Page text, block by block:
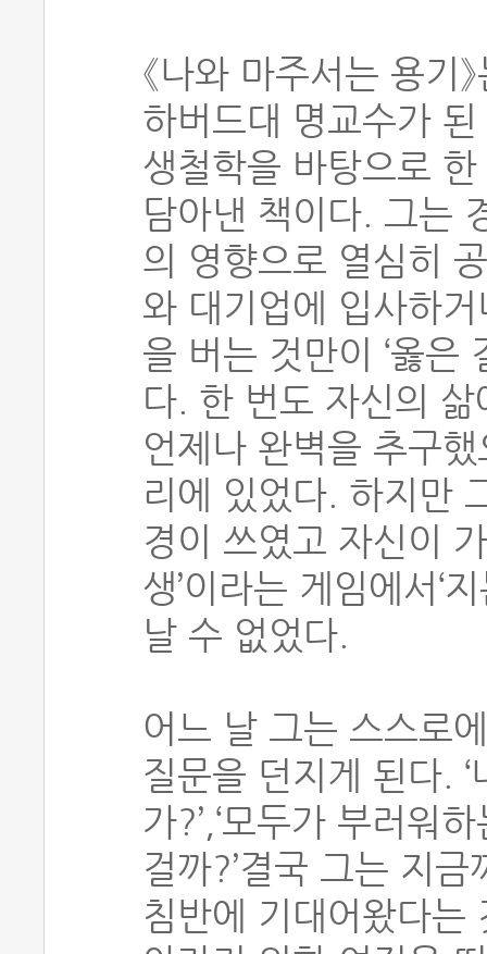
《나와 마주서는 용기
하버드대 명교수가
생철학을 바탕으로
담아낸 책이다. 그는
의 영향으로 열심히
와 대기업에 입사하
을 버는 것만이 ‘옳은
다. 한 번도 자신의
언제나 완벽을 추구
리에 있었다. 하지만
경이 쓰였고 자신이
생’이라는 게임에서‘
날 수 없었다.
어느 날 그는 스스로
질문을 던지게 된다.
가?’,‘모두가 부러워
걸까?’결국 그는 지
침반에 기대어왔다는